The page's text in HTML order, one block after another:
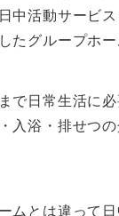
中活動サービ
たグループホー
で日常生活に
入浴・排せつ
ムとは違って